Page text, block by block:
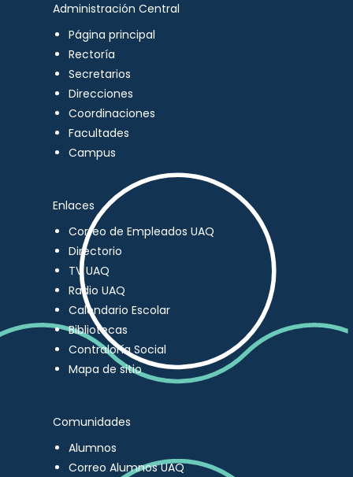
Administración Central
Página principal
Rectoría
Secretarios
Direcciones
Coordinaciones
Facultades
Campus
Enlaces
Correo de Empleados UAQ
Directorio
TV UAQ
Radio UAQ
Calendario Escolar
Bibliotecas
Contraloría Social
Mapa de sitio
Comunidades
Alumnos
Correo Alumnos UAQ